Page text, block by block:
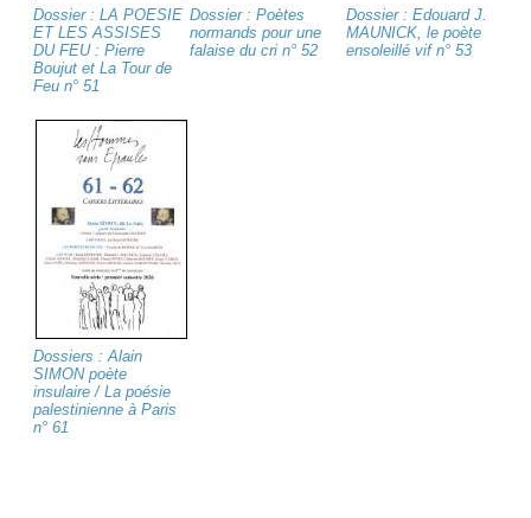
Dossier : LA POESIE
ET LES ASSISES
DU FEU : Pierre
Boujut et La Tour de
Feu n° 51
Dossier : Poètes
normands pour une
falaise du cri n° 52
Dossier : Edouard J.
MAUNICK, le poète
ensoleillé vif n° 53
Dossiers : Alain
SIMON poète
insulaire / La poésie
palestinienne à Paris
n° 61